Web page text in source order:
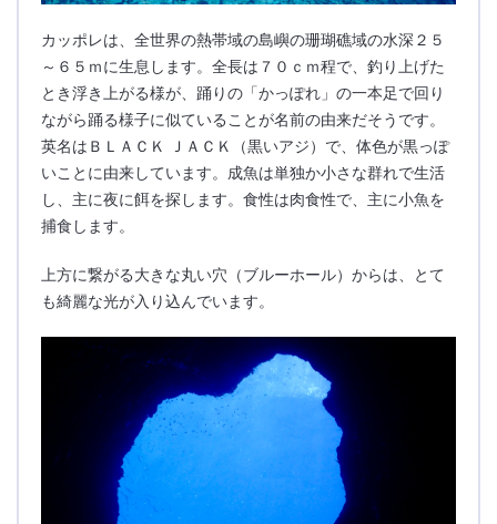
カッポレは、全世界の熱帯域の島嶼の珊瑚礁域の水深２５
～６５ｍに生息します。全長は７０ｃｍ程で、釣り上げた
とき浮き上がる様が、踊りの「かっぽれ」の一本足で回り
ながら踊る様子に似ていることが名前の由来だそうです。
英名はＢＬＡＣＫ ＪＡＣＫ（黒いアジ）で、体色が黒っぽ
いことに由来しています。成魚は単独か小さな群れで生活
し、主に夜に餌を探します。食性は肉食性で、主に小魚を
捕食します。
上方に繋がる大きな丸い穴（ブルーホール）からは、とて
も綺麗な光が入り込んでいます。